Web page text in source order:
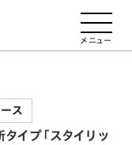
ス
イプ「スタイリッ